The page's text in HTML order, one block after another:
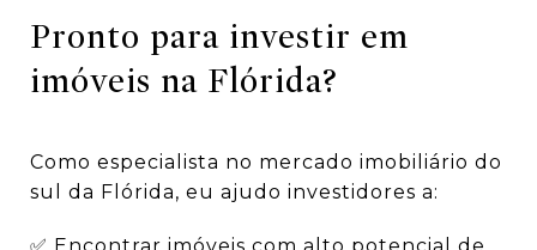
Pronto para investir em
imóveis na Flórida?
Como especialista no mercado imobiliário do
sul da Flórida, eu ajudo investidores a: